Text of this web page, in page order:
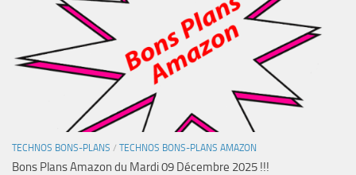
TECHNOS BONS-PLANS / TECHNOS BONS-PLANS AMAZON
Bons Plans Amazon du Mardi 09 Décembre 2025 !!!